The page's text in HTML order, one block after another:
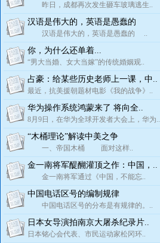
昨日，成都再次发生砸车玻璃逃生..
汉语是伟大的，英语是愚蠢的
汉语是伟大的，英语是愚蠢的 ..
你，为什么还单着...
“男大当婚、女大当嫁”的传统婚姻观..
占豪：给某些历史老师上一课，中..
最近，抗美援朝题材电影《我的战争》..
华为操作系统鸿蒙来了 将向全..
8月9日，在华为全球开发者大会上，华为..
“木桶理论”解读中美之争
一、帝国木桶 面对这样..
金一南将军醍醐灌顶之作：中国，..
金一南将军通过《中国，不能忘..
中国电话区号的编制规律
中国电话区号的分布是有规律的。..
日本女导演拍南京大屠杀纪录片..
日本铭心会代表、市民运动家松冈环..